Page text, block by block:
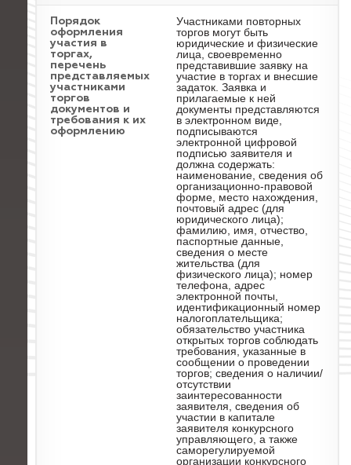
Порядок
оформления
участия в
торгах,
перечень
представляемых
участниками
торгов
документов и
требования к их
оформлению
Участниками повторных
торгов могут быть
юридические и физические
лица, своевременно
представившие заявку на
участие в торгах и внесшие
задаток. Заявка и
прилагаемые к ней
документы представляются
в электронном виде,
подписываются
электронной цифровой
подписью заявителя и
должна содержать:
наименование, сведения об
организационно-правовой
форме, место нахождения,
почтовый адрес (для
юридического лица);
фамилию, имя, отчество,
паспортные данные,
сведения о месте
жительства (для
физического лица); номер
телефона, адрес
электронной почты,
идентификационный номер
налогоплательщика;
обязательство участника
открытых торгов соблюдать
требования, указанные в
сообщении о проведении
торгов; сведения о наличии/
отсутствии
заинтересованности
заявителя, сведения об
участии в капитале
заявителя конкурсного
управляющего, а также
саморегулируемой
организации конкурсного